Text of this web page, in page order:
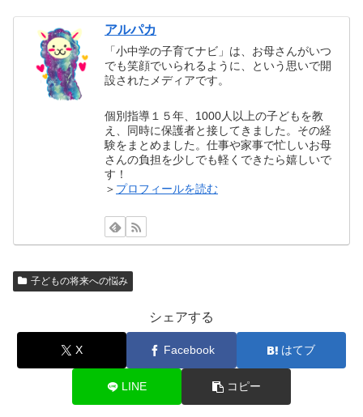
アルパカ
「小中学の子育てナビ」は、お母さんがいつ
でも笑顔でいられるように、という思いで開
設されたメディアです。
個別指導１５年、1000人以上の子どもを教
え、同時に保護者と接してきました。その経
験をまとめました。仕事や家事で忙しいお母
さんの負担を少しでも軽くできたら嬉しいで
す！
＞ プロフィールを読む
子どもの将来への悩み
シェアする
X Facebook はてブ
LINE コピー